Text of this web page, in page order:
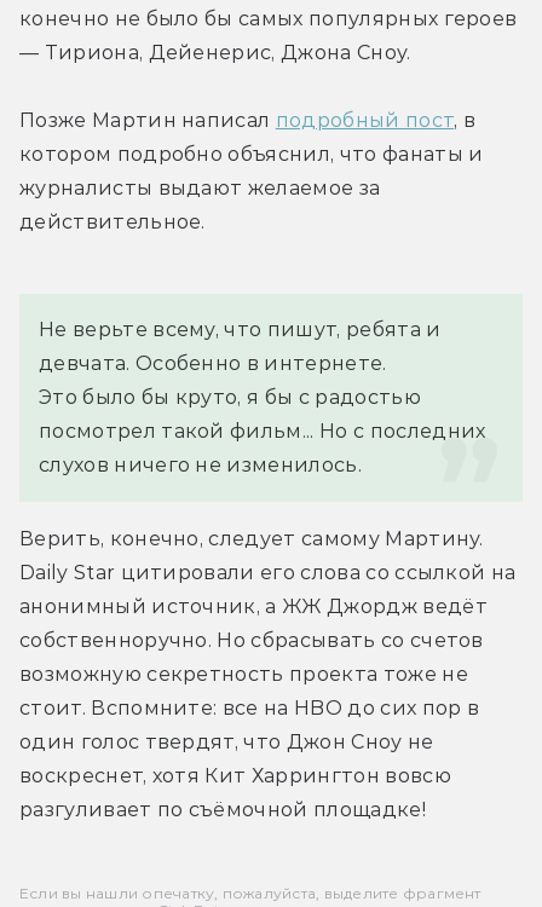
конечно не было бы самых популярных героев
— Тириона, Дейенерис, Джона Сноу.
Позже Мартин написал подробный пост, в
котором подробно объяснил, что фанаты и
журналисты выдают желаемое за
действительное.
Не верьте всему, что пишут, ребята и
девчата. Особенно в интернете.
Это было бы круто, я бы с радостью
посмотрел такой фильм... Но с последних
слухов ничего не изменилось.
Верить, конечно, следует самому Мартину.
Daily Star цитировали его слова со ссылкой на
анонимный источник, а ЖЖ Джордж ведёт
собственноручно. Но сбрасывать со счетов
возможную секретность проекта тоже не
стоит. Вспомните: все на HBO до сих пор в
один голос твердят, что Джон Сноу не
воскреснет, хотя Кит Харрингтон вовсю
разгуливает по съёмочной площадке!
Если вы нашли опечатку, пожалуйста, выделите фрагмент